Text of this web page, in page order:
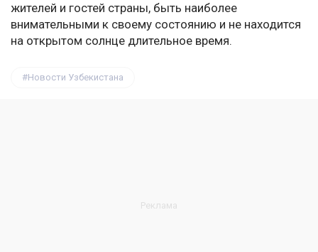
жителей и гостей страны, быть наиболее
внимательными к своему состоянию и не находится
на открытом солнце длительное время.
Новости Узбекистана